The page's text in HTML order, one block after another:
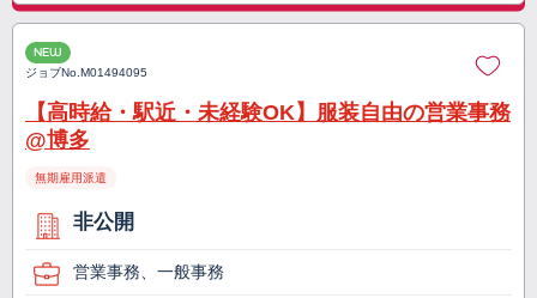
NEW
ジョブNo.M01494095
【高時給・駅近・未経験OK】服装自由の営業事務
@博多
無期雇用派遣
非公開
営業事務、一般事務